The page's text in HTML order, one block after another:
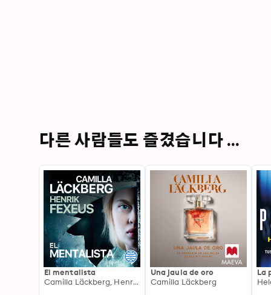
다른 사람들도 즐겼습니다 ...
El mentalista
Camilla Läckberg, Henrik Fexeus
Una jaula de oro
Camilla Läckberg
La